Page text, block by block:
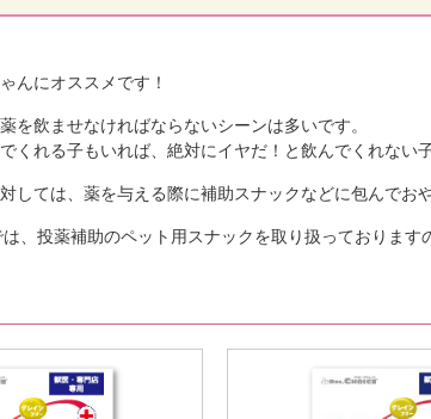
んにオススメです！
を飲ませなければならないシーンは多いです。
くれる子もいれば、絶対にイヤだ！と飲んでくれない
しては、薬を与える際に補助スナックなどに包んでお
、投薬補助のペット用スナックを取り扱っております